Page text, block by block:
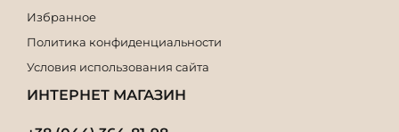
Избранное
Политика конфиденциальности
Условия использования сайта
ИНТЕРНЕТ МАГАЗИН